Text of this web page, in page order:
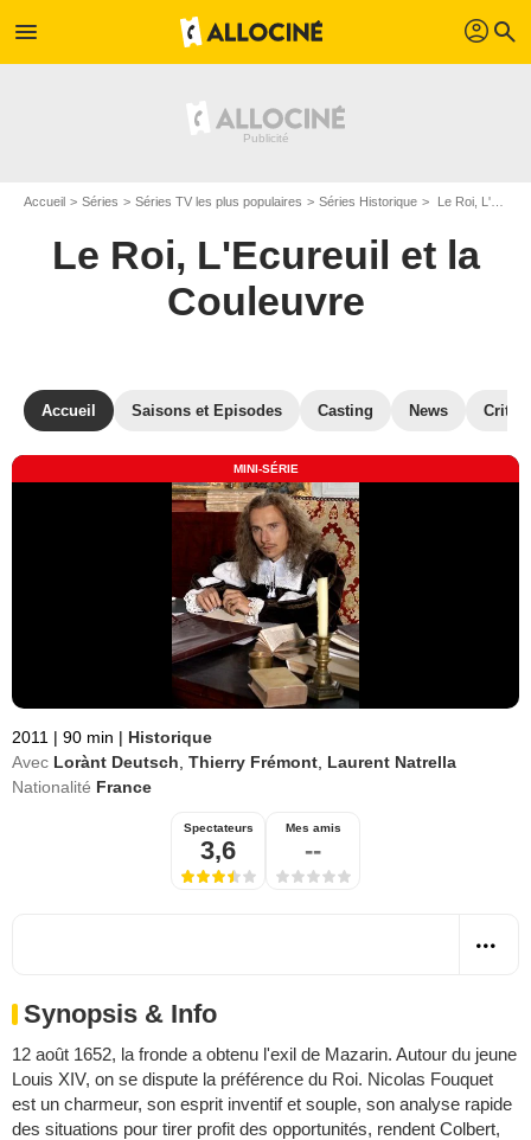
menu profil search
Accueil Séries Séries TV les plus populaires Séries Historique Le Roi, L'Ecureuil et la Couleuvre
Le Roi, L'Ecureuil et la
Couleuvre
Accueil Saisons et Episodes Casting News
MINI-SÉRIE
2011 | 90 min | Historique
Avec Lorànt Deutsch Thierry Frémont Laurent Natrella
Nationalité France
Spectateurs
3,6
Mes amis
--
Synopsis & Info
12 août 1652, la fronde a obtenu l'exil de Mazarin. Autour du jeune
Louis XIV, on se dispute la préférence du Roi. Nicolas Fouquet
est un charmeur, son esprit inventif et souple, son analyse rapide
des situations pour tirer profit des opportunités, rendent Colbert,